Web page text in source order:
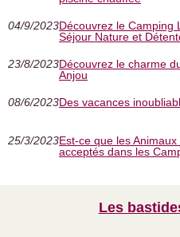
04/9/2023Découvrez le Camping
Séjour Nature et
23/8/2023Découvrez le charme
Anjou
08/6/2023Des vacances
25/3/2023Est-ce que les
acceptés dans les
Les